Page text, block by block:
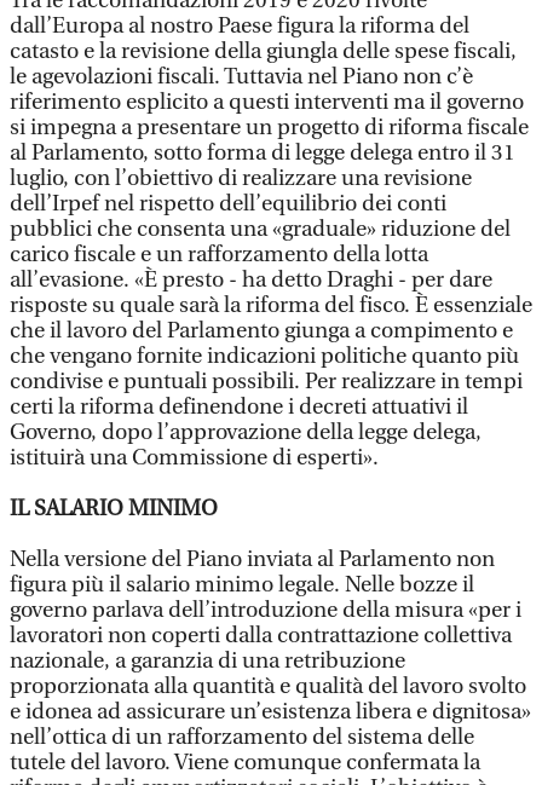
dall’Europa al nostro Paese figura la riforma del
catasto e la revisione della giungla delle spese fiscali,
le agevolazioni fiscali. Tuttavia nel Piano non c’è
riferimento esplicito a questi interventi ma il governo
si impegna a presentare un progetto di riforma fiscale
al Parlamento, sotto forma di legge delega entro il 31
luglio, con l’obiettivo di realizzare una revisione
dell’Irpef nel rispetto dell’equilibrio dei conti
pubblici che consenta una «graduale» riduzione del
carico fiscale e un rafforzamento della lotta
all’evasione. «È presto - ha detto Draghi - per dare
risposte su quale sarà la riforma del fisco. È essenziale
che il lavoro del Parlamento giunga a compimento e
che vengano fornite indicazioni politiche quanto più
condivise e puntuali possibili. Per realizzare in tempi
certi la riforma definendone i decreti attuativi il
Governo, dopo l’approvazione della legge delega,
istituirà una Commissione di esperti».
IL SALARIO MINIMO
Nella versione del Piano inviata al Parlamento non
figura più il salario minimo legale. Nelle bozze il
governo parlava dell’introduzione della misura «per i
lavoratori non coperti dalla contrattazione collettiva
nazionale, a garanzia di una retribuzione
proporzionata alla quantità e qualità del lavoro svolto
e idonea ad assicurare un’esistenza libera e dignitosa»
nell’ottica di un rafforzamento del sistema delle
tutele del lavoro. Viene comunque confermata la